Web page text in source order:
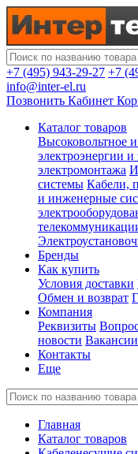
+7 (495) 943-29-27 +7
info@inter-el.ru
Позвонить Кабинет
Каталог товаров
Высоковольтное
электроэнергии
электромонтажа
системы Кабели,
и инженерные
Бренды
Как купить
Условия доставки
Обмен и возврат
Компания
Реквизиты
новости Вакансии
Контакты
Еще
Главная
Каталог товаров